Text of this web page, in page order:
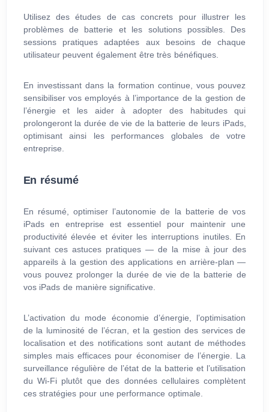
Utilisez des études de cas concrets pour illustrer les
problèmes de batterie et les solutions possibles. Des
sessions pratiques adaptées aux besoins de chaque
utilisateur peuvent également être très bénéfiques.
En investissant dans la formation continue, vous pouvez
sensibiliser vos employés à l’importance de la gestion de
l’énergie et les aider à adopter des habitudes qui
prolongeront la durée de vie de la batterie de leurs iPads,
optimisant ainsi les performances globales de votre
entreprise.
En résumé
En résumé, optimiser l’autonomie de la batterie de vos
iPads en entreprise est essentiel pour maintenir une
productivité élevée et éviter les interruptions inutiles. En
suivant ces astuces pratiques — de la mise à jour des
appareils à la gestion des applications en arrière-plan —
vous pouvez prolonger la durée de vie de la batterie de
vos iPads de manière significative.
L’activation du mode économie d’énergie, l’optimisation
de la luminosité de l’écran, et la gestion des services de
localisation et des notifications sont autant de méthodes
simples mais efficaces pour économiser de l’énergie. La
surveillance régulière de l’état de la batterie et l’utilisation
du Wi-Fi plutôt que des données cellulaires complètent
ces stratégies pour une performance optimale.